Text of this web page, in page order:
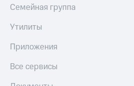
Семейная группа
Утилиты
Приложения
Все сервисы